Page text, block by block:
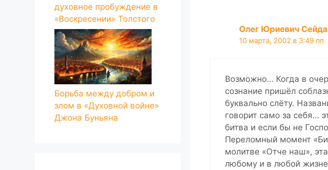
Олег Юриевич
10 марта, 2002 в 3:49 пп
Возможно… Когда в
сознание пришёл
буквально слёту.
говорит само за себя…
битва и если бы не
Переломный момент
молитве «Отче наш»,
любому и в любой
духовное пробуждение в
«Воскресении» Толстого
Борьба между добром и
злом в «Духовной войне»
Джона Буньяна